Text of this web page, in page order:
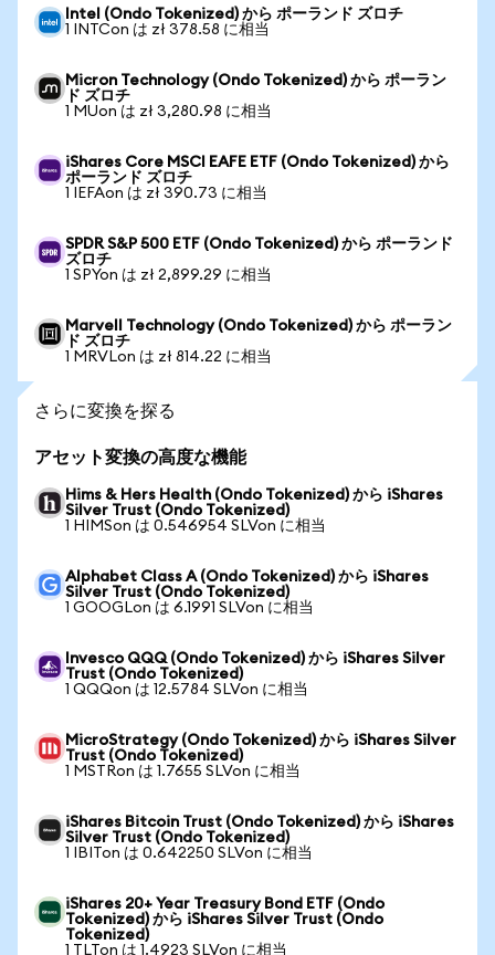
Intel (Ondo Tokenized) から ポーランド ズロチ
1 INTCon は zł 378.58 に相当
Micron Technology (Ondo Tokenized) から ポーラン
ド ズロチ
1 MUon は zł 3,280.98 に相当
iShares Core MSCI EAFE ETF (Ondo Tokenized) から
ポーランド ズロチ
1 IEFAon は zł 390.73 に相当
SPDR S&P 500 ETF (Ondo Tokenized) から ポーランド
ズロチ
1 SPYon は zł 2,899.29 に相当
Marvell Technology (Ondo Tokenized) から ポーラン
ド ズロチ
1 MRVLon は zł 814.22 に相当
さらに変換を探る
アセット変換の高度な機能
Hims & Hers Health (Ondo Tokenized) から iShares
Silver Trust (Ondo Tokenized)
1 HIMSon は 0.546954 SLVon に相当
Alphabet Class A (Ondo Tokenized) から iShares
Silver Trust (Ondo Tokenized)
1 GOOGLon は 6.1991 SLVon に相当
Invesco QQQ (Ondo Tokenized) から iShares Silver
Trust (Ondo Tokenized)
1 QQQon は 12.5784 SLVon に相当
MicroStrategy (Ondo Tokenized) から iShares Silver
Trust (Ondo Tokenized)
1 MSTRon は 1.7655 SLVon に相当
iShares Bitcoin Trust (Ondo Tokenized) から iShares
Silver Trust (Ondo Tokenized)
1 IBITon は 0.642250 SLVon に相当
iShares 20+ Year Treasury Bond ETF (Ondo
Tokenized) から iShares Silver Trust (Ondo
Tokenized)
1 TLTon は 1.4923 SLVon に相当